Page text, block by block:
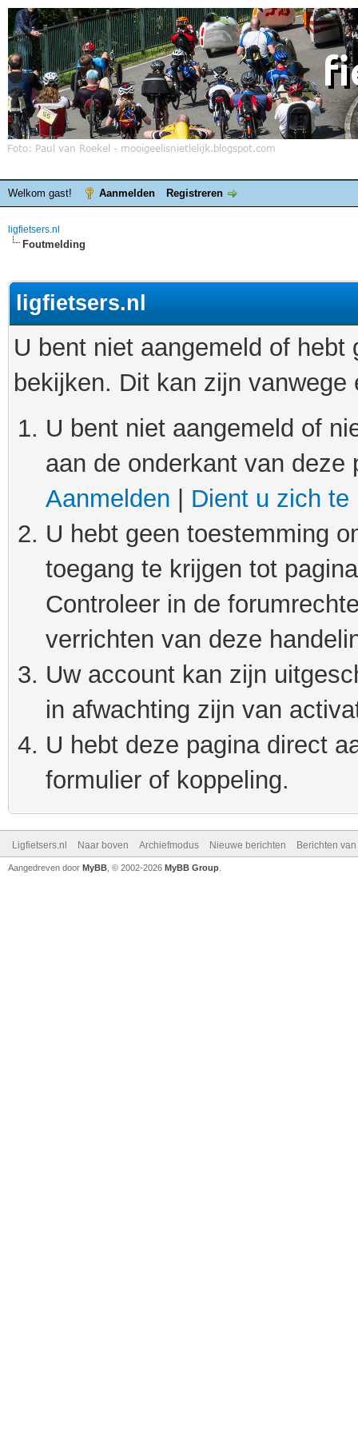
Welkom gast! Aanmelden Registreren
ligfietsers.nl
Foutmelding
ligfietsers.nl
U bent niet aangemeld of
bekijken. Dit kan zijn
U bent niet aangemeld of
aan de onderkant van
Aanmelden
Dient u zich te
U hebt geen toestemming
toegang te krijgen tot
Controleer in de
verrichten van deze
Uw account kan zijn
in afwachting zijn van
U hebt deze pagina direct
formulier of koppeling.
Ligfietsers.nl Naar boven Archiefmodus Nieuwe berichten Berichten
Aangedreven door MyBB , © 2002-2026 MyBB Group